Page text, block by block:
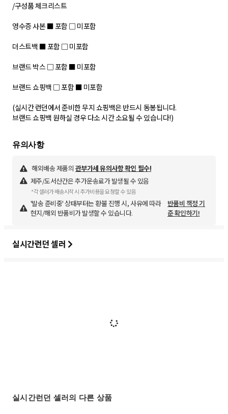
/구성품 체크리스트
영수증 사본 ■ 포함 □ 미포함
더스트백 ■ 포함 □ 미포함
브랜드 박스 □ 포함 ■ 미포함
브랜드 쇼핑백 □ 포함 ■ 미포함
(실시간 런던에서 준비한 무지 쇼핑백은 반드시 동봉됩니다.
브랜드 쇼핑백 원하실 경우 다소 시간 소요될 수 있습니다!)
유의사항
해외배송 제품의 관부가세 유의사항 확인 필수!
제주/도서산간은 추가운송료가 발생될 수 있음
*각 셀러가 배송시작 시 추가비용을 요청할 수 있음
'발송 준비중' 상태부터는 환불 진행 시, 사유에 따라
현지/해외 반품비가 발생할 수 있습니다.
반품비 책정 기
준 확인하기!
실시간런던 셀러
실시간런던 셀러의 다른 상품